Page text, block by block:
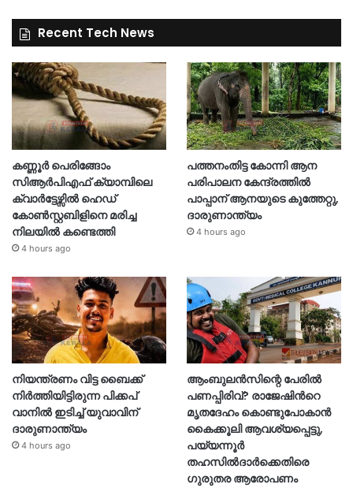
Recent Tech News
കണ്ണൂർ പെരിങ്ങോം
സിആർപിഎഫ് ക്യാമ്പിലെ
ക്വാർട്ടേഴ്സിൽ ഹെഡ്
കോൺസ്റ്റബിളിനെ മരിച്ച
നിലയിൽ കണ്ടെത്തി
4 hours ago
പത്തനംതിട്ട കോന്നി ആന
പരിപാലന കേന്ദ്രത്തിൽ
പാപ്പാന് ആനയുടെ കുത്തേറ്റു,
ദാരുണാന്ത്യം
4 hours ago
നിയന്ത്രണം വിട്ട ബൈക്ക്
നിർത്തിയിട്ടിരുന്ന പിക്കപ്
വാനിൽ ഇടിച്ച് യുവാവിന്
ദാരുണാന്ത്യം
4 hours ago
ആംബുലൻസിന്റെ പേരിൽ
പണപ്പിരിവ്? രാജേഷിന്‍റെ
മൃതദേഹം കൊണ്ടുപോകാൻ
കൈക്കൂലി ആവശ്യപ്പെട്ടു,
പയ്യന്നൂർ
തഹസിൽദാർക്കെതിരെ
ഗുരുതര ആരോപണം